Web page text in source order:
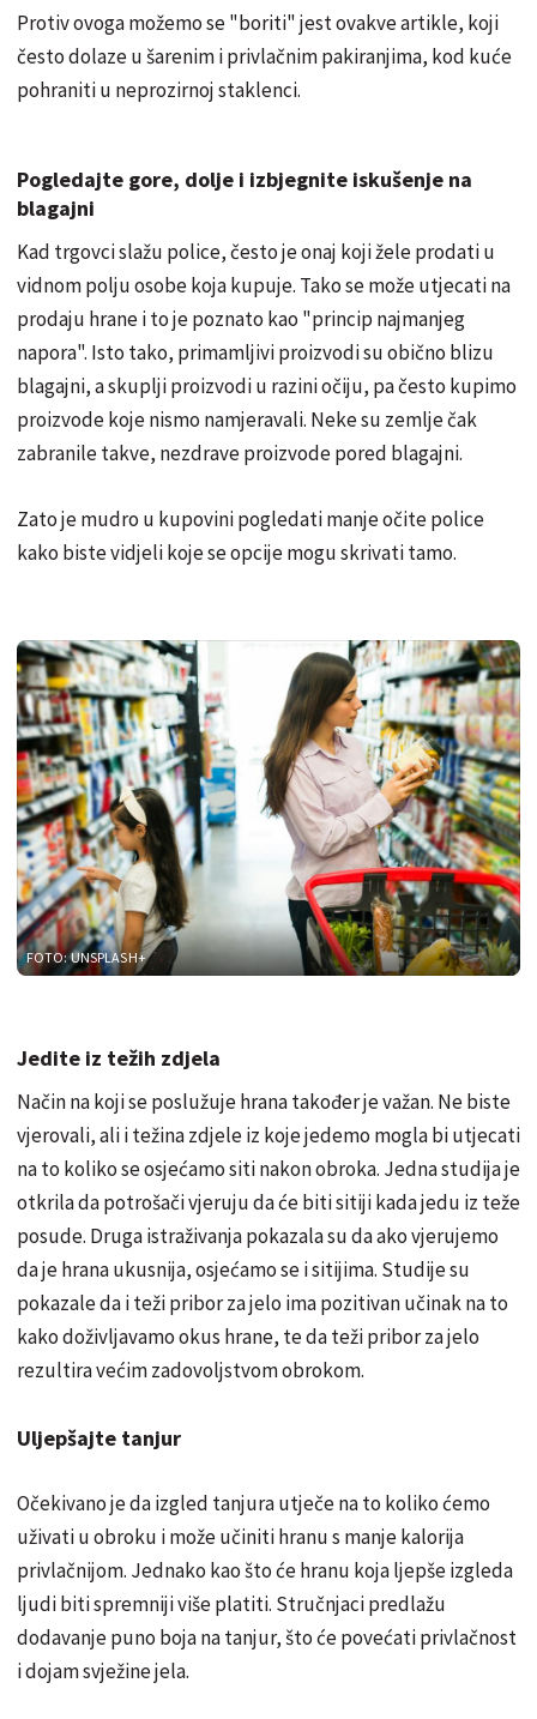
Protiv ovoga možemo se "boriti" jest ovakve artikle, koji
često dolaze u šarenim i privlačnim pakiranjima, kod kuće
pohraniti u neprozirnoj staklenci.
Pogledajte gore, dolje i izbjegnite iskušenje na
blagajni
Kad trgovci slažu police, često je onaj koji žele prodati u
vidnom polju osobe koja kupuje. Tako se može utjecati na
prodaju hrane i to je poznato kao "princip najmanjeg
napora". Isto tako, primamljivi proizvodi su obično blizu
blagajni, a skuplji proizvodi u razini očiju, pa često kupimo
proizvode koje nismo namjeravali. Neke su zemlje čak
zabranile takve, nezdrave proizvode pored blagajni.
Zato je mudro u kupovini pogledati manje očite police
kako biste vidjeli koje se opcije mogu skrivati tamo.
FOTO: UNSPLASH+
Jedite iz težih zdjela
Način na koji se poslužuje hrana također je važan. Ne biste
vjerovali, ali i težina zdjele iz koje jedemo mogla bi utjecati
na to koliko se osjećamo siti nakon obroka. Jedna studija je
otkrila da potrošači vjeruju da će biti sitiji kada jedu iz teže
posude. Druga istraživanja pokazala su da ako vjerujemo
da je hrana ukusnija, osjećamo se i sitijima. Studije su
pokazale da i teži pribor za jelo ima pozitivan učinak na to
kako doživljavamo okus hrane, te da teži pribor za jelo
rezultira većim zadovoljstvom obrokom.
Uljepšajte tanjur
Očekivano je da izgled tanjura utječe na to koliko ćemo
uživati u obroku i može učiniti hranu s manje kalorija
privlačnijom. Jednako kao što će hranu koja ljepše izgleda
ljudi biti spremniji više platiti. Stručnjaci predlažu
dodavanje puno boja na tanjur, što će povećati privlačnost
i dojam svježine jela.